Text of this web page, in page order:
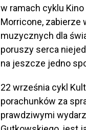
w ramach cyklu
Morricone, zabierze
muzycznych dla
poruszy serca
na jeszcze jedno
22 września cykl
porachunków za
prawdziwymi